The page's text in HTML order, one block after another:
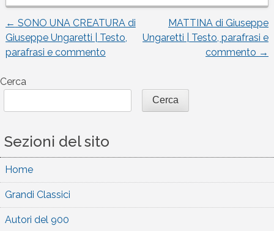
Navigazione
articoli
← SONO UNA CREATURA di
Giuseppe Ungaretti | Testo,
parafrasi e commento
MATTINA di Giuseppe
Ungaretti | Testo, parafrasi e
commento →
Cerca
Cerca
Sezioni del sito
Home
Grandi Classici
Autori del 900